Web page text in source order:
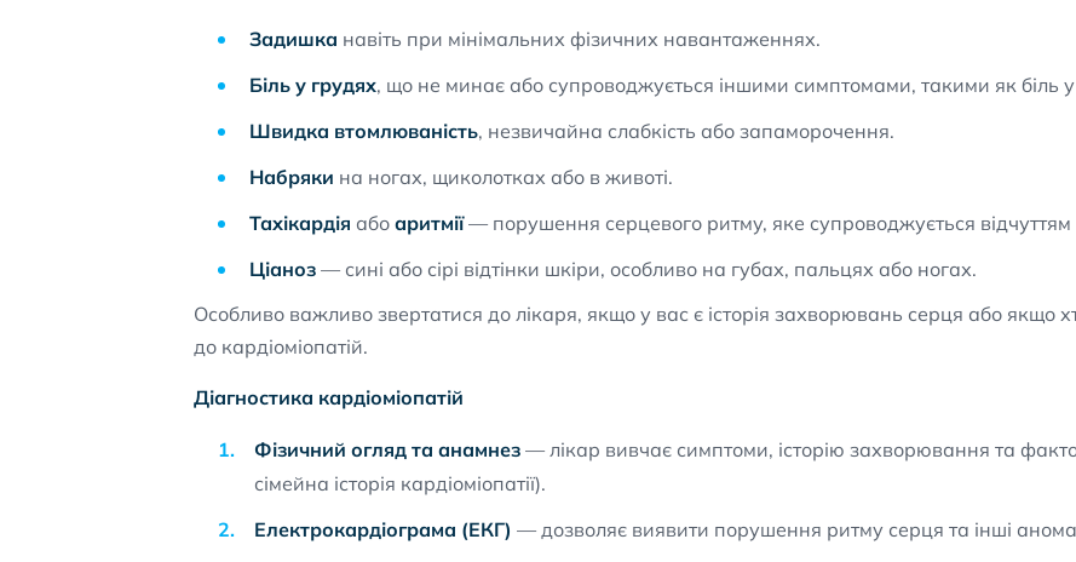
Задишка навіть при мінімальних фізичних навантаженнях.
Біль у грудях, що не минає або супроводжується іншими симптомами, такими як біль у
Швидка втомлюваність, незвичайна слабкість або запаморочення.
Набряки на ногах, щиколотках або в животі.
Тахікардія або аритмії— порушення серцевого ритму, яке супроводжується відчуттям
Ціаноз — сині або сірі відтінки шкіри, особливо на губах, пальцях або ногах.
Особливо важливо звертатися до лікаря, якщо у вас є історія захворювань серця або якщо
до кардіоміопатій.
Діагностика кардіоміопатій
Фізичний огляд та анамнез — лікар вивчає симптоми, історію захворювання та
сімейна історія кардіоміопатії).
Електрокардіограма (ЕКГ) — дозволяє виявити порушення ритму серця та інші